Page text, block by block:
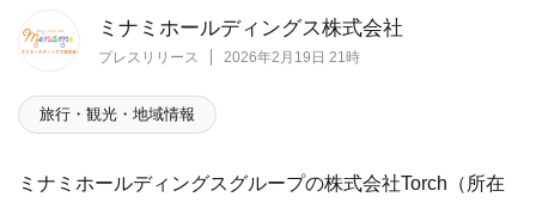
ミナミホールディングス株式会社
プレスリリース 2026年2月19日 21時
旅行・観光・地域情報
ミナミホールディングスグループの株式会社Torch（所在